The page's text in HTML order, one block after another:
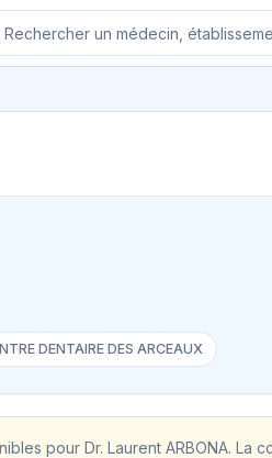
DENTAIRE DES ARCEAUX
pour Dr. Laurent ARBONA. La